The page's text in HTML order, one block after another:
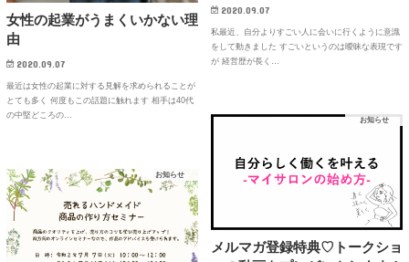
2020.09.07
私最近、自分よりすごい人に会いに行くように意識
をして動きました すごいというのは曖昧な表現です
が 経営歴が長く…
女性の起業がうまくいかない理
由
2020.09.07
最近は女性の起業に対する見解を求められることが
とても多く 何度もこの話題に触れます 相手は40代
の中堅どころの…
お知らせ
メルマガ登録特典♡トークショ
お知らせ